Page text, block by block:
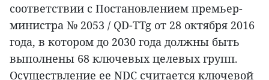
соответствии с Постановлением премьер-
министра № 2053 / QD-TTg от 28 октября 2016
года, в котором до 2030 года должны быть
выполнены 68 ключевых целевых групп.
Осуществление ее NDC считается ключевой